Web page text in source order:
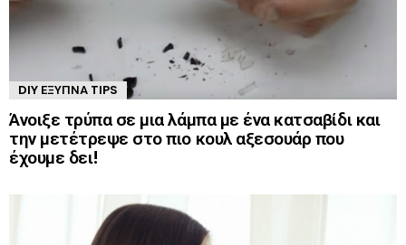
DIY ΈΞΥΠΝΑ TIPS
Άνοιξε τρύπα σε μια λάμπα με ένα κατσαβίδι και
την μετέτρεψε στο πιο κουλ αξεσουάρ που
έχουμε δει!